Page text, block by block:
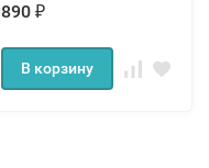
890 ₽
В корзину